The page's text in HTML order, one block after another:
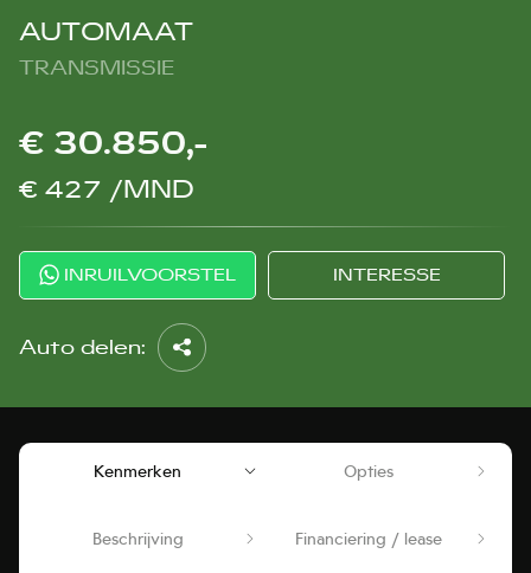
AUTOMAAT
TRANSMISSIE
€ 30.850,-
€ 427 /MND
INRUILVOORSTEL INTERESSE
Auto delen:
Kenmerken Opties
Beschrijving Financiering / lease